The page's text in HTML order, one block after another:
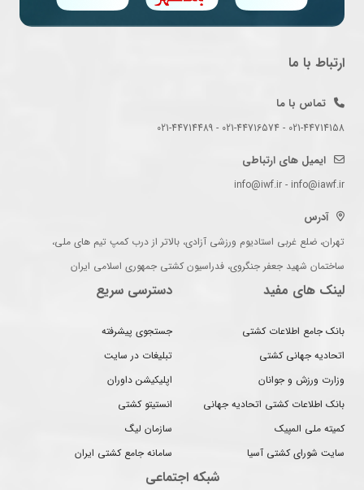
ارتباط با ما
تماس با ما
021-44714158 - 021-44716574 - 021-44714489
ایمیل های ارتباطی
info@iwf.ir - info@iawf.ir
آدرس
تهران، ضلع غربی استادیوم ورزشی آزادی، بالاتر از درب کمپ تیم های ملی،
ساختمان شهید جعفر جنگروی، فدراسیون کشتی جمهوری اسلامی ایران
لینک های مفید
بانک جامع اطلاعات کشتی
اتحادیه جهانی کشتی
وزارت ورزش و جوانان
بانک اطلاعات کشتی اتحادیه جهانی
کمیته ملی المپیک
سایت شورای کشتی آسیا
دسترسی سریع
جستجوی پیشرفته
تبلیغات در سایت
اپلیکیشن داوران
انستیتو کشتی
سازمان لیگ
سامانه جامع کشتی ایران
شبکه اجتماعی